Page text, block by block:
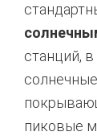
станций,
пиковые